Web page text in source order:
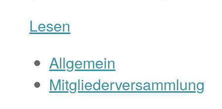
Lesen
Allgemein
Mitgliederversammlung